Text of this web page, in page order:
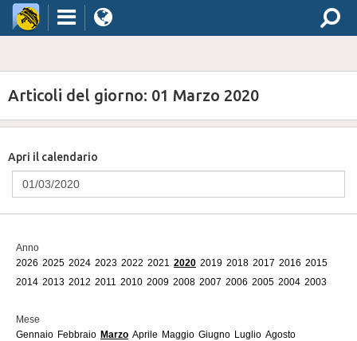
Articoli del giorno: 01 Marzo 2020
Apri il calendario
Anno
2026 2025 2024 2023 2022 2021 2020 2019 2018 2017 2016 2015
2014 2013 2012 2011 2010 2009 2008 2007 2006 2005 2004 2003
Mese
Gennaio Febbraio Marzo Aprile Maggio Giugno Luglio Agosto